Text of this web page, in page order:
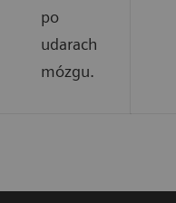
po
udarach
mózgu.